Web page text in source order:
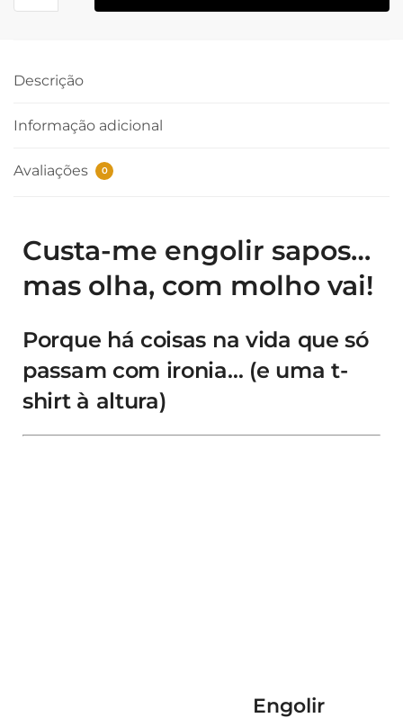
Descrição
Informação adicional
Avaliações 0
Custa-me engolir sapos…
mas olha, com molho vai!
Porque há coisas na vida que só
passam com ironia… (e uma t-
shirt à altura)
Engolir